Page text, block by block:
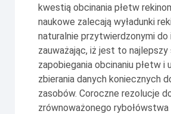
kwestią obcinania płetw
naukowe zalecają wyładunki
naturalnie przytwierdzonymi do
zauważając, iż jest to najlepszy
zapobiegania obcinaniu płetw i
zbierania danych koniecznych
zasobów. Coroczne rezolucje
zrównoważonego